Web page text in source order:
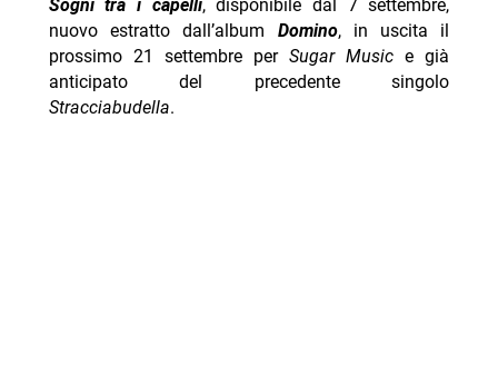
Sogni tra i capelli, disponibile dal 7 settembre,
nuovo estratto dall’album Domino, in uscita il
prossimo 21 settembre perSugar Music e già
anticipato del precedente singolo
Stracciabudella.